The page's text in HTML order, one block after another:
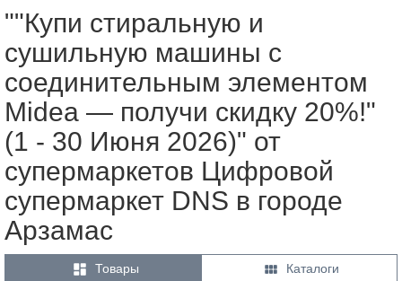
""Купи стиральную и
сушильную машины с
соединительным элементом
Midea — получи скидку 20%!"
(1 - 30 Июня 2026)" от
супермаркетов Цифровой
супермаркет DNS в городе
Арзамас
 Товары  Каталоги